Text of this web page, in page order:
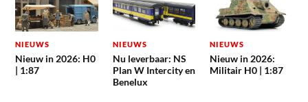
NIEUWS
Nieuw in 2026: H0
| 1:87
NIEUWS
Nu leverbaar: NS
Plan W Intercity en
Benelux
NIEUWS
Nieuw in 2026:
Militair H0 | 1:87